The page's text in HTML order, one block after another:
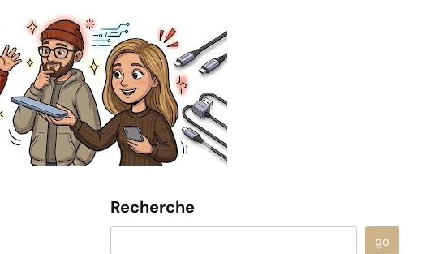
Recherche
go